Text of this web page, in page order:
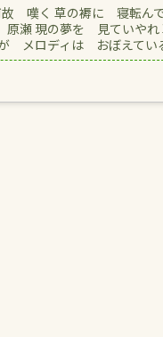
嘆く 草の褥に 寝転ん
瀬 現の夢を 見ていや
メロディは おぼえてい